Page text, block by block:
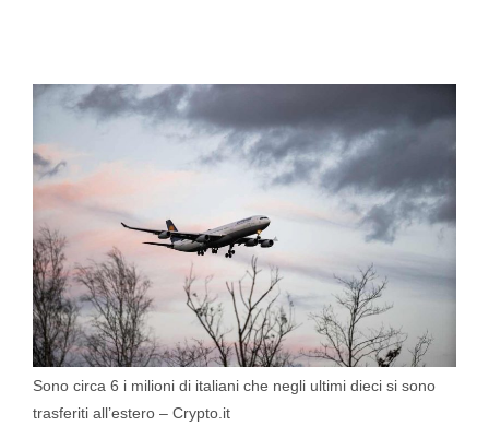
Sono circa 6 i milioni di italiani che negli ultimi dieci si sono
trasferiti all’estero – Crypto.it